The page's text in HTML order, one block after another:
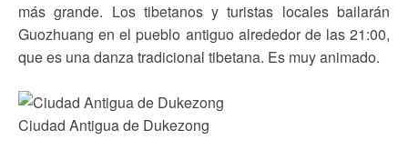
más grande. Los tibetanos y turistas locales bailarán
Guozhuang en el pueblo antiguo alrededor de las 21:00,
que es una danza tradicional tibetana. Es muy animado.
Ciudad Antigua de Dukezong